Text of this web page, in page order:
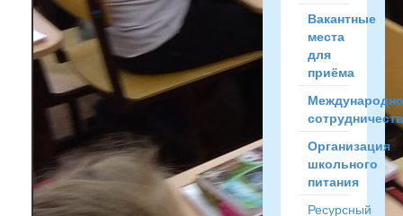
Вакантные
места
для
приёма
Организация
школьного
питания
Ресурсный